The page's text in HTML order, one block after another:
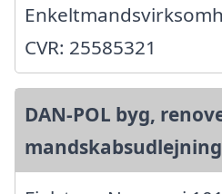
CVR: 25585321
DAN-POL byg,
mandskabsudlejning